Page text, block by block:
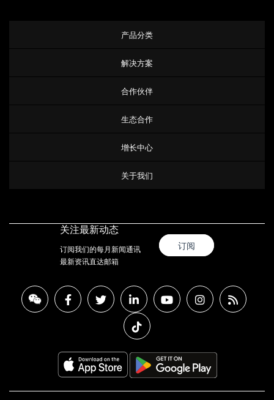
产品分类
解决方案
合作伙伴
生态合作
增长中心
关于我们
关注最新动态
订阅我们的每月新闻通讯
最新资讯直达邮箱
订阅